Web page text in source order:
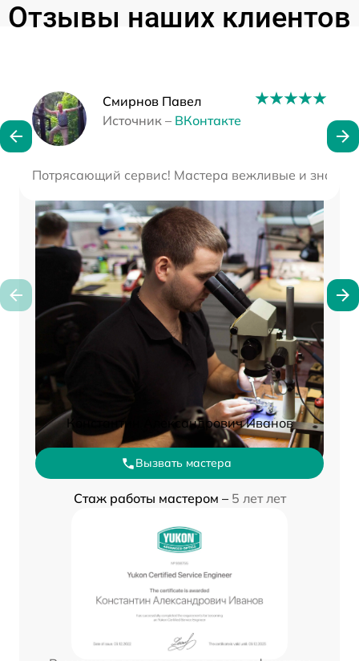
Отзывы наших клиентов
Смирнов Павел
Источник – ВКонтакте
Потрясающий сервис! Мастера вежливые и знают
Наши мастера
Константин Александрович Иванов
Вызвать мастера
Стаж работы мастером – 5 лет лет